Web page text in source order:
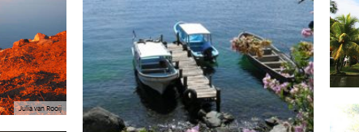
Julia van Rooij